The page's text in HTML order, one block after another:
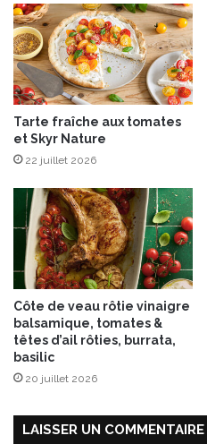
n
e
l
l
e
”
s
i
g
e
r
E
c
o
Tarte fraîche aux tomates
et Skyr Nature
22 juillet 2026
Côte de veau rôtie vinaigre
balsamique, tomates &
têtes d’ail rôties, burrata,
basilic
20 juillet 2026
LAISSER UN COMMENTAIRE